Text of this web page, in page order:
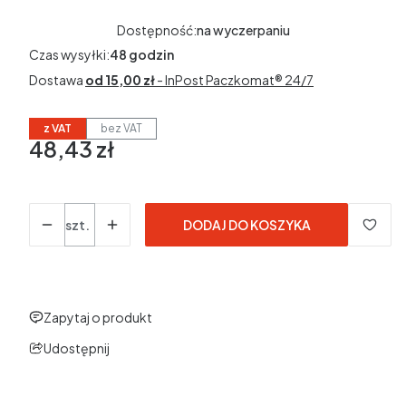
Dostępność:na wyczerpaniu
Czas wysyłki:48 godzin
Dostawa od 15,00 zł- InPost Paczkomat® 24/7
z VAT bez VAT
Cena
48,43 zł
w tym 23% VAT
w tym
szt.
DODAJ DO KOSZYKA
Zapytaj o produkt
Udostępnij